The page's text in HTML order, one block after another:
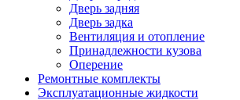
Дверь задняя
Дверь задка
Вентиляция и отопление
Принадлежности кузова
Оперение
Ремонтные комплекты
Эксплуатационные жидкости